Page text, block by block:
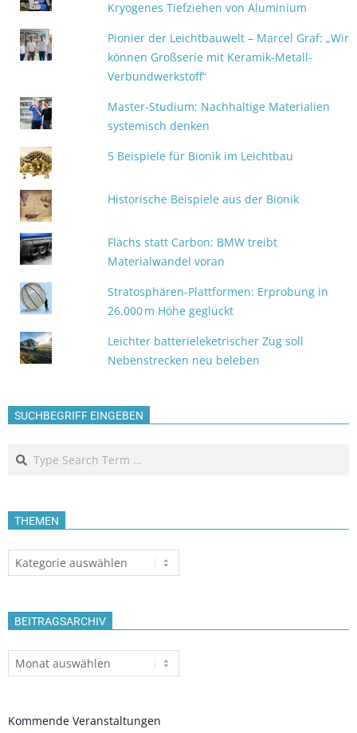
Kryogenes Tiefziehen von Aluminium
Pionier der Leichtbauwelt – Marcel Graf: „Wir
können Großserie mit Keramik-Metall-
Verbundwerkstoff“
Master-Studium: Nachhaltige Materialien
systemisch denken
5 Beispiele für Bionik im Leichtbau
Historische Beispiele aus der Bionik
Flachs statt Carbon: BMW treibt
Materialwandel voran
Stratosphären-Plattformen: Erprobung in
26.000 m Höhe geglückt
Leichter batterieleketrischer Zug soll
Nebenstrecken neu beleben
SUCHBEGRIFF EINGEBEN
Search
THEMEN
Themen
BEITRAGSARCHIV
Beitragsarchiv
Kommende Veranstaltungen